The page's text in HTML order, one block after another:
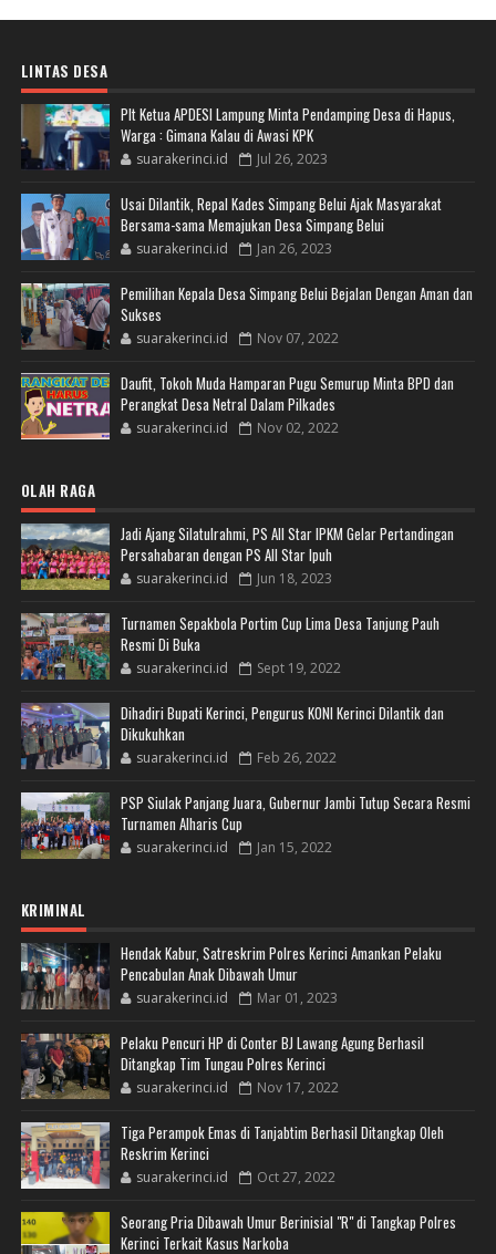
LINTAS DESA
Plt Ketua APDESI Lampung Minta Pendamping Desa di Hapus,
Warga : Gimana Kalau di Awasi KPK
suarakerinci.id Jul 26, 2023
Usai Dilantik, Repal Kades Simpang Belui Ajak Masyarakat
Bersama-sama Memajukan Desa Simpang Belui
suarakerinci.id Jan 26, 2023
Pemilihan Kepala Desa Simpang Belui Bejalan Dengan Aman dan
Sukses
suarakerinci.id Nov 07, 2022
Daufit, Tokoh Muda Hamparan Pugu Semurup Minta BPD dan
Perangkat Desa Netral Dalam Pilkades
suarakerinci.id Nov 02, 2022
OLAH RAGA
Jadi Ajang Silatulrahmi, PS All Star IPKM Gelar Pertandingan
Persahabaran dengan PS All Star Ipuh
suarakerinci.id Jun 18, 2023
Turnamen Sepakbola Portim Cup Lima Desa Tanjung Pauh
Resmi Di Buka
suarakerinci.id Sept 19, 2022
Dihadiri Bupati Kerinci, Pengurus KONI Kerinci Dilantik dan
Dikukuhkan
suarakerinci.id Feb 26, 2022
PSP Siulak Panjang Juara, Gubernur Jambi Tutup Secara Resmi
Turnamen Alharis Cup
suarakerinci.id Jan 15, 2022
KRIMINAL
Hendak Kabur, Satreskrim Polres Kerinci Amankan Pelaku
Pencabulan Anak Dibawah Umur
suarakerinci.id Mar 01, 2023
Pelaku Pencuri HP di Conter BJ Lawang Agung Berhasil
Ditangkap Tim Tungau Polres Kerinci
suarakerinci.id Nov 17, 2022
Tiga Perampok Emas di Tanjabtim Berhasil Ditangkap Oleh
Reskrim Kerinci
suarakerinci.id Oct 27, 2022
Seorang Pria Dibawah Umur Berinisial "R" di Tangkap Polres
Kerinci Terkait Kasus Narkoba